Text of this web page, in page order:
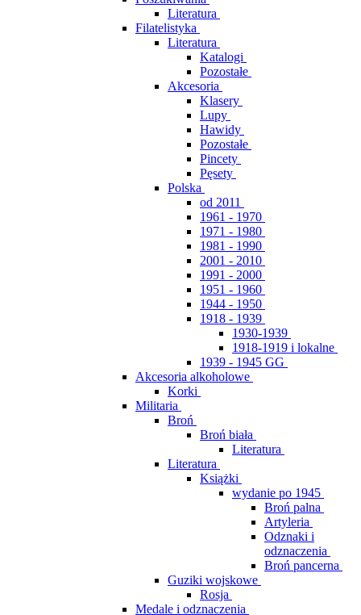
Literatura
Filatelistyka
Literatura
Katalogi
Pozostałe
Akcesoria
Klasery
Lupy
Hawidy
Pozostałe
Pincety
Pęsety
Polska
od 2011
1961 - 1970
1971 - 1980
1981 - 1990
2001 - 2010
1991 - 2000
1951 - 1960
1944 - 1950
1918 - 1939
1930-1939
1918-1919 i lokalne
1939 - 1945 GG
Akcesoria alkoholowe
Korki
Militaria
Broń
Broń biała
Literatura
Literatura
Książki
wydanie po 1945
Broń palna
Artyleria
Odznaki i
odznaczenia
Broń pancerna
Guziki wojskowe
Rosja
Medale i odznaczenia